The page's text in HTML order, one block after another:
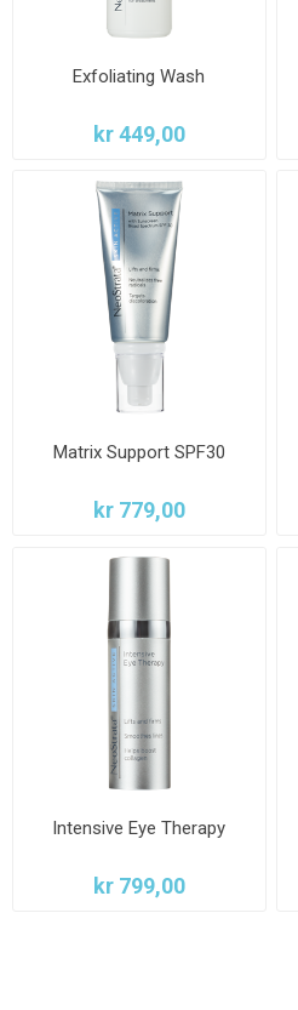
Exfoliating Wash
kr 449,00
Matrix Support SPF30
kr 779,00
Intensive Eye Therapy
kr 799,00